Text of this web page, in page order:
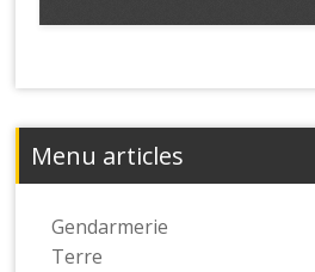
Menu articles
Gendarmerie
Terre